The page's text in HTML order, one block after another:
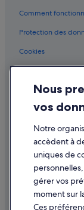
Comment
Protection des
Cookies
Mentions légales /
Directives de
Aide
Assistance
Annuler votre vol
Annuler une
Nous
vos
Notre
accèdent à
uniques de
gérer vos
moment sur
Ces